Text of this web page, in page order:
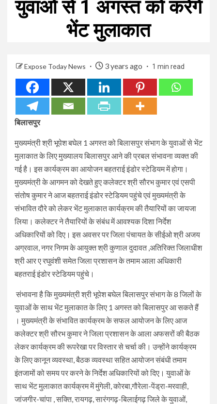
युवाओं से 1 अगस्त को करेंगे
भेंट मुलाकात
Expose Today News 3 years ago 1 min read
बिलासपुर
मुख्यमंत्री श्री भूपेश बघेल 1 अगस्त को बिलासपुर संभाग के युवाओं से भेंट
मुलाकात के लिए मुख्यालय बिलासपुर आने की प्रबल संभावना व्यक्त की
गई है। इस कार्यक्रम का आयोजन बहतराई इंडोर स्टेडियम में होगा।
मुख्यमंत्री के आगमन को देखते हुए कलेक्टर श्री सौरभ कुमार एवं एसपी
संतोष कुमार ने आज बहतराई इंडोर स्टेडियम पहुंचे एवं मुख्यमंत्री के
संभावित दौरे को लेकर भेंट मुलाकात कार्यक्रम की तैयारियों का जायजा
लिया। कलेक्टर ने तैयारियों के संबंध में आवश्यक दिशा निर्देश
अधिकारियों को दिए। इस अवसर पर जिला पंचायत के सीईओ श्री अजय
अग्रवाल, नगर निगम के आयुक्त श्री कुणाल दुदावत ,अतिरिक्त जिलाधीश
श्री आर ए रघुवंशी समेत जिला प्रशासन के तमाम आला अधिकारी
बहतराई इंडोर स्टेडियम पहुंचे।
संभावना है कि मुख्यमंत्री श्री भूपेश बघेल बिलासपुर संभाग के 8 जिलों के
युवाओं के साथ भेंट मुलाकात के लिए 1 अगस्त को बिलासपुर आ सकते हैं
। मुख्यमंत्री के संभावित कार्यक्रम के सफल आयोजन के लिए आज
कलेक्टर श्री सौरभ कुमार ने जिला प्रशासन के आला अफसरों की बैठक
लेकर कार्यक्रम की रूपरेखा पर विस्तार से चर्चा की। उन्होंने कार्यक्रम
के लिए कानून व्यवस्था, बैठक व्यवस्था सहित आयोजन संबंधी तमाम
इंतजामों को समय पर करने के निर्देश अधिकारियों को दिए। युवाओं के
साथ भेंट मुलाकात कार्यक्रम में मुंगेली, कोरबा,गौरेला-पेंड्रा-मरवाही,
जांजगीर-चांपा , सक्ति, रायगढ़, सारंगगढ़-बिलाईगढ़ जिले के युवाओं,